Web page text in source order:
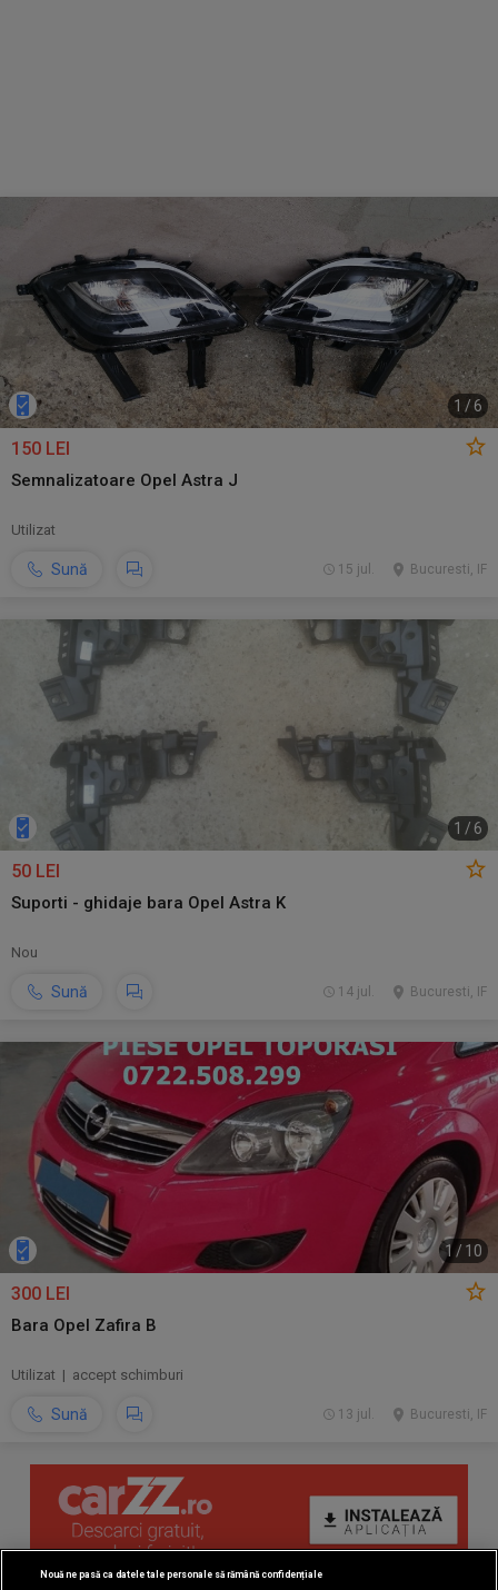
1 /6
150 LEI
Semnalizatoare Opel Astra J
Utilizat
Sună Bucuresti, IF
15 jul.
1 / 6
50 LEI
Suporti - ghidaje bara Opel Astra K
Nou
Sună Bucuresti, IF
14 jul.
1 / 10
300 LEI
Bara Opel Zafira B
Utilizat | accept schimburi
Sună Bucuresti, IF
13 jul.
Nouă ne pasă ca datele tale personale să rămână confidențiale